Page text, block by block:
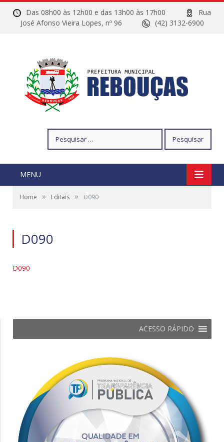
Das 08h00 às 12h00 e das 13h00 às 17h00
Rua
José Afonso Vieira Lopes, nº 96
(42) 3132-6900
por:
MENU
Home » Editais » D090
D090
D090
ACESSO RÁPIDO